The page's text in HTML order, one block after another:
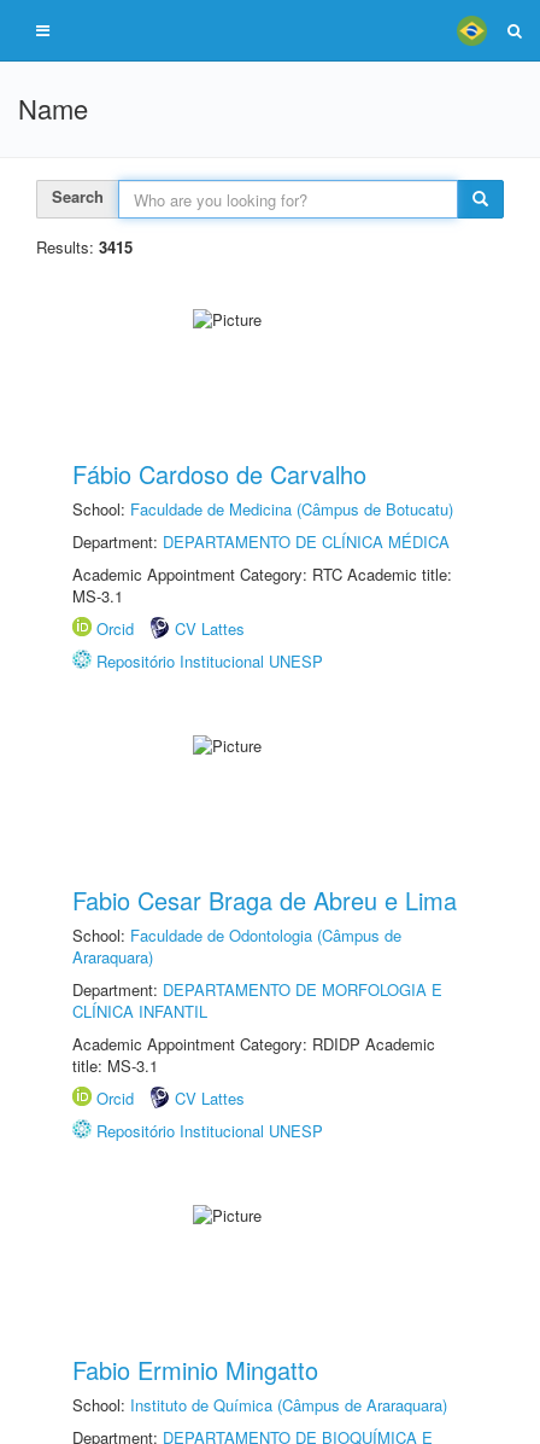
Name
Search
Results: 3415
Fábio Cardoso de Carvalho
School: Faculdade de Medicina (Câmpus de Botucatu)
Department: DEPARTAMENTO DE CLÍNICA MÉDICA
Academic Appointment Category: RTC Academic title:
MS-3.1
Orcid
CV Lattes
Repositório Institucional UNESP
Fabio Cesar Braga de Abreu e Lima
School: Faculdade de Odontologia (Câmpus de
Araraquara)
Department: DEPARTAMENTO DE MORFOLOGIA E
CLÍNICA INFANTIL
Academic Appointment Category: RDIDP Academic
title: MS-3.1
Orcid
CV Lattes
Repositório Institucional UNESP
Fabio Erminio Mingatto
School: Instituto de Química (Câmpus de Araraquara)
Department: DEPARTAMENTO DE BIOQUÍMICA E